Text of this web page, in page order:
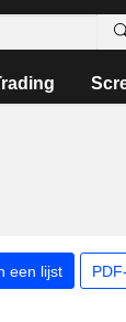
een lijst